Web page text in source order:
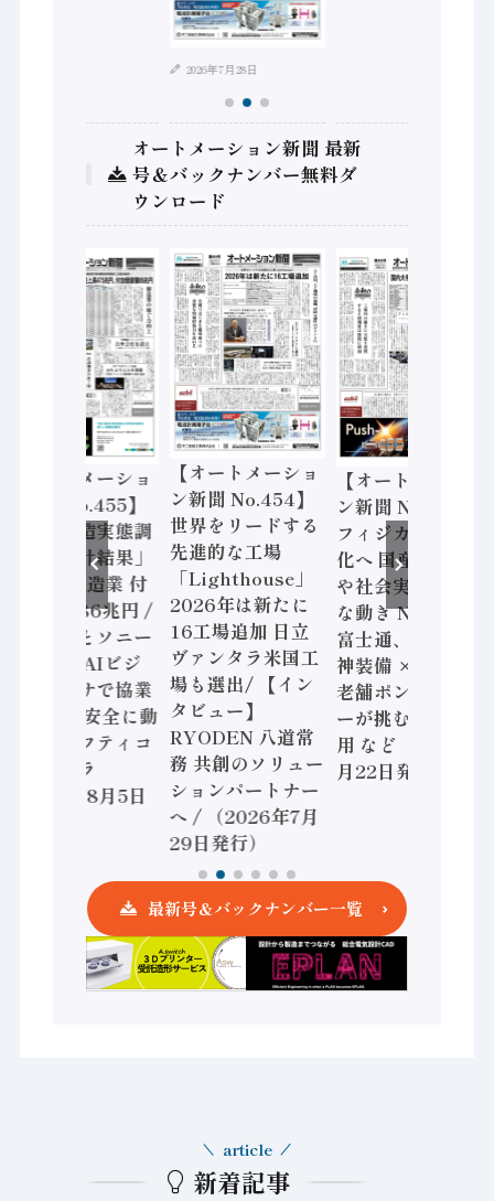
2026年7月28日
オートメーション新聞 最新
号＆バックナンバー無料ダ
ウンロード
【オートメーショ
ン新聞 No.455】
「経済構造実態調
査二次集計結果」
2024年製造業 付
加価値額86兆円 /
三菱電機とソニー
セミコン AIビジ
ョンセンサで協業
/ IDEC、安全に動
かすセーフティコ
ントローラ
（2026年8月5日
【オートメーショ
ン新聞 No.454】
世界をリードする
先進的な工場
「Lighthouse」
2026年は新たに
16工場追加 日立
ヴァンタラ米国工
場も選出/ 【イン
タビュー】
RYODEN 八道常
務 共創のソリュー
ションパートナー
へ / （2026年7月
29日発行）
【オートメーショ
ン新聞 No.453】
フィジカルAI本格
化へ 国産AI開発
や社会実装に活発
な動き Noetra、
富士通、日立 / 兵
神装備 × HMS、
老舗ポンプメーカ
ーが挑むデータ活
用 など（2026年7
月22日発行）
最新号＆バックナンバー一覧
新着記事
article